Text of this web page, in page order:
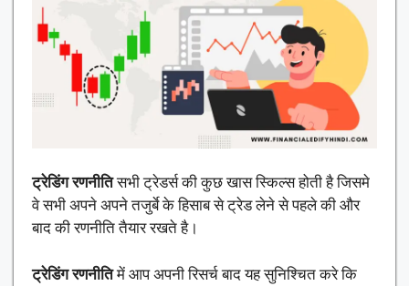
ट्रेडिंग रणनीतिसभी ट्रेडर्स की कुछ खास स्किल्स होती है जिसमे
वे सभी अपने अपने तजुर्बे के हिसाब से ट्रेड लेने से पहले की और
बाद की रणनीति तैयार रखते है।
ट्रेडिंग रणनीतिमें आप अपनी रिसर्च बाद यह सुनिश्चित करे कि